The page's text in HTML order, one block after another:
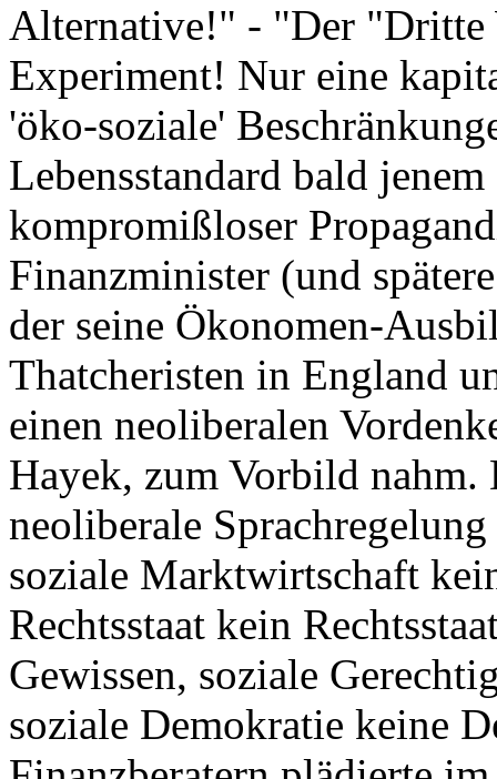
Alternative!" - "Der "Dritte
Experiment! Nur eine
'öko-soziale'
Lebensstandard bald
kompromißloser
Finanzminister (und
der seine Ökonomen-
Thatcheristen in England
einen neoliberalen
Hayek, zum Vorbild nahm.
neoliberale
soziale Marktwirtschaft
Rechtsstaat kein
Gewissen, soziale
soziale Demokratie keine